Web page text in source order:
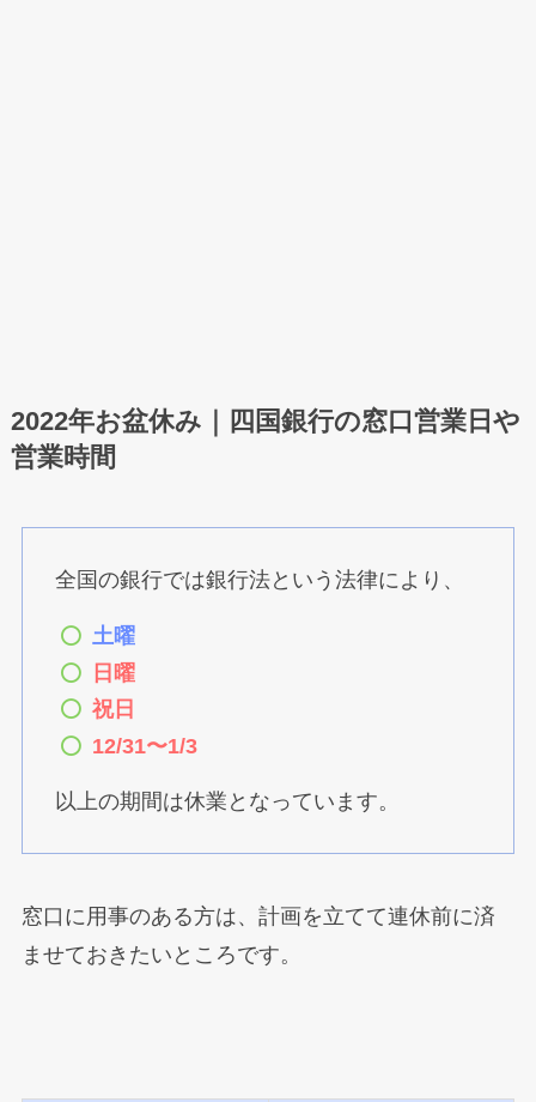
2022年お盆休み｜四国銀行の窓口営業日や
営業時間
全国の銀行では銀行法という法律により、
土曜
日曜
祝日
12/31〜1/3
以上の期間は休業となっています。
窓口に用事のある方は、計画を立てて連休前に済
ませておきたいところです。